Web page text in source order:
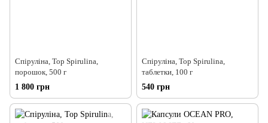
Спіруліна, Top Spirulina,
порошок, 500 г
1 800 грн
Спіруліна, Top Spirulina,
таблетки, 100 г
540 грн